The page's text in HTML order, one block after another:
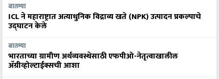
बातम्या
ICL ने महाराष्ट्रात अत्याधुनिक विद्राव्य खते (NPK) उत्पादन प्रकल्पाचे
उद्घाटन केले
बातम्या
भारताच्या ग्रामीण अर्थव्यवस्थेसाठी एफपीओ-नेतृत्वाखालील
अ‍ॅग्रीव्होल्टाईक्सची आशा